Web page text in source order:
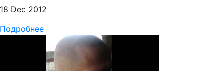
18 Dec 2012
Подробнее